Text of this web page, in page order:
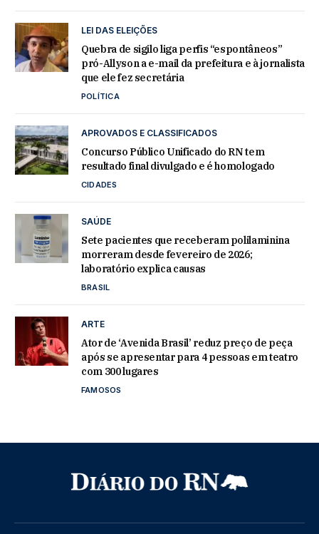
LEI DAS ELEIÇÕES
Quebra de sigilo liga perfis “espontâneos”
pró-Allyson a e-mail da prefeitura e à jornalista
que ele fez secretária
POLÍTICA
APROVADOS E CLASSIFICADOS
Concurso Público Unificado do RN tem
resultado final divulgado e é homologado
CIDADES
SAÚDE
Sete pacientes que receberam polilaminina
morreram desde fevereiro de 2026;
laboratório explica causas
BRASIL
ARTE
Ator de ‘Avenida Brasil’ reduz preço de peça
após se apresentar para 4 pessoas em teatro
com 300 lugares
FAMOSOS